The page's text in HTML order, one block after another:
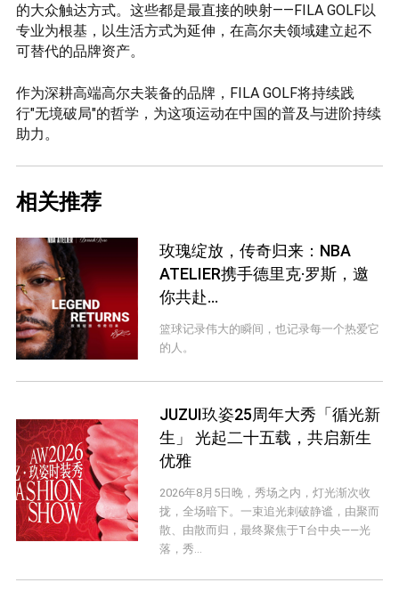
的大众触达方式。这些都是最直接的映射——FILA GOLF以
专业为根基，以生活方式为延伸，在高尔夫领域建立起不
可替代的品牌资产。
作为深耕高端高尔夫装备的品牌，FILA GOLF将持续践
行"无境破局"的哲学，为这项运动在中国的普及与进阶持续
助力。
相关推荐
玫瑰绽放，传奇归来：NBA
ATELIER携手德里克·罗斯，邀
你共赴...
篮球记录伟大的瞬间，也记录每一个热爱它
的人。
JUZUI玖姿25周年大秀「循光新
生」 光起二十五载，共启新生
优雅
2026年8月5日晚，秀场之内，灯光渐次收
拢，全场暗下。一束追光刺破静谧，由聚而
散、由散而归，最终聚焦于T台中央——光
落，秀...